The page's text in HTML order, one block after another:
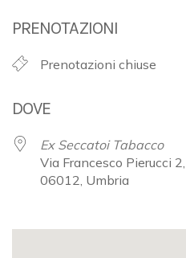
PRENOTAZIONI
Prenotazioni chiuse
DOVE
Ex Seccatoi Tabacco
Via Francesco Pierucci
06012, Umbria